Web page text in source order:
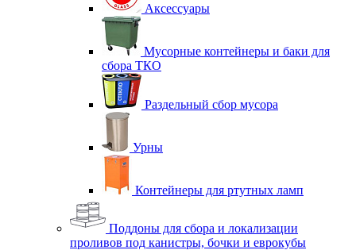
Аксессуары
Мусорные контейнеры и баки для
сбора ТКО
Раздельный сбор мусора
Урны
Контейнеры для ртутных ламп
Поддоны для сбора и локализации
проливов под канистры, бочки и еврокубы